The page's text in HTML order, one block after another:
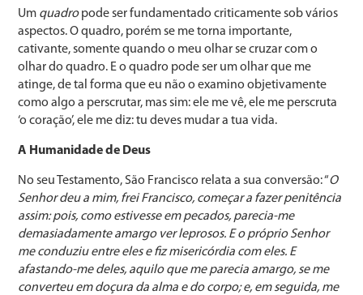
Um quadropode ser fundamentado criticamente sob vários
aspectos. O quadro, porém se me torna importante,
cativante, somente quando o meu olhar se cruzar com o
olhar do quadro. E o quadro pode ser um olhar que me
atinge, de tal forma que eu não o examino objetivamente
como algo a perscrutar, mas sim: ele me vê, ele me perscruta
‘o coração’, ele me diz: tu deves mudar a tua vida.
A Humanidade de Deus
No seu Testamento, São Francisco relata a sua conversão: “O
Senhor deu a mim, frei Francisco, começar a fazer penitência
assim: pois, como estivesse em pecados, parecia-me
demasiadamente amargo ver leprosos. E o próprio Senhor
me conduziu entre eles e fiz misericórdia com eles. E
afastando-me deles, aquilo que me parecia amargo, se me
converteu em doçura da alma e do corpo; e, em seguida, me